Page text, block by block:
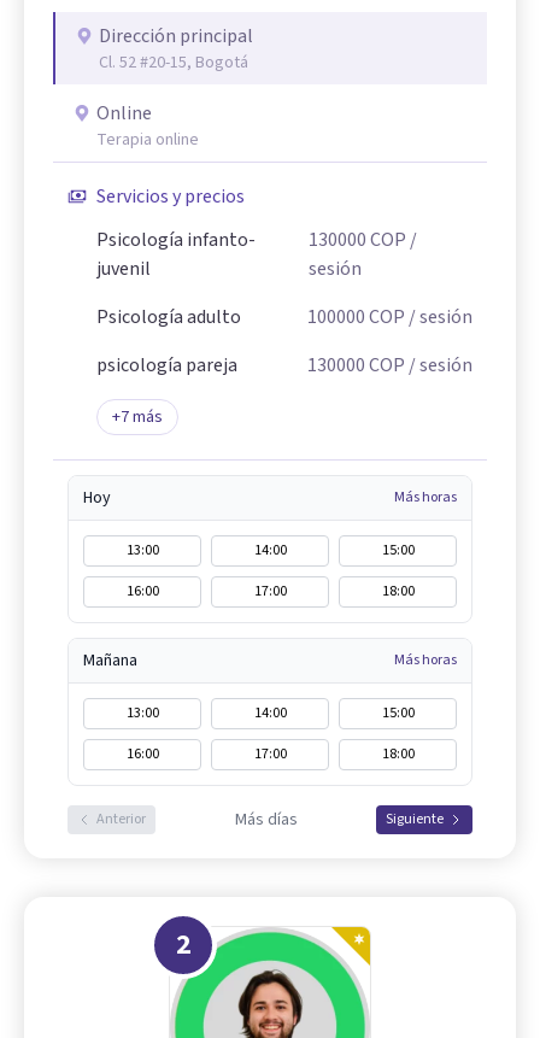
Dirección principal
Cl. 52 #20-15, Bogotá
Online
Terapia online
Servicios y precios
Psicología infanto-
juvenil
130000COP /
sesión
Psicología adulto
100000COP / sesión
psicología pareja
130000COP / sesión
+7más
Hoy Más horas
13:00 14:00
15:00
16:00
17:00 18:00
Mañana Más horas
13:00 14:00
15:00
16:00
17:00 18:00
Anterior Más días Siguiente
2